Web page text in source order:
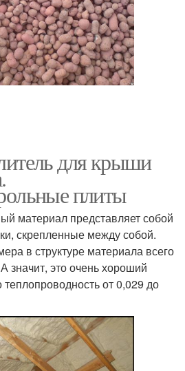
для крыши
плиты
материал представляет собой
скрепленные между собой.
в структуре материала всего
значит, это очень хороший
теплопроводность от 0,029 до